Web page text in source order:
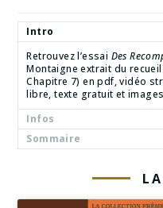
Intro
Retrouvez l’essai Des
Montaigne extrait du
Chapitre 7) en pdf, vidéo
libre, texte gratuit et
Infos
Sommaire